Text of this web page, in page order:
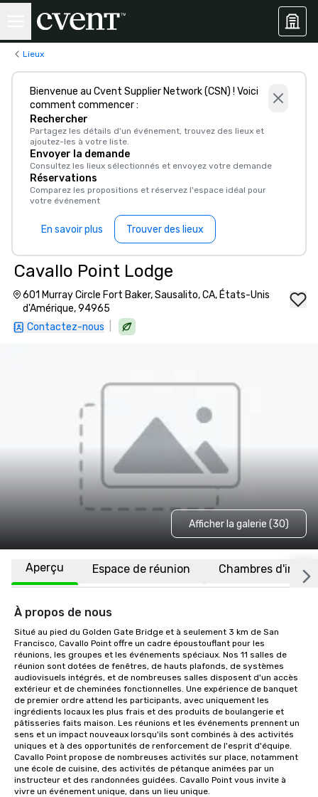
Lieux
Bienvenue au Cvent Supplier Network (CSN) ! Voici
comment commencer :
Rechercher
Partagez les détails d'un événement, trouvez des lieux et
ajoutez-les à votre liste.
Envoyer la demande
Consultez les lieux sélectionnés et envoyez votre demande
Réservations
Comparez les propositions et réservez l'espace idéal pour
votre événement
En savoir plus Trouver des lieux
Cavallo Point Lodge
601 Murray Circle Fort Baker, Sausalito, CA, États-Unis
d'Amérique, 94965
Contactez-nous
Afficher la galerie (30)
Aperçu Espace de réunion Chambres
À propos de nous
Situé au pied du Golden Gate Bridge et à seulement 3 km de San
Francisco, Cavallo Point offre un cadre époustouflant pour les
réunions, les groupes et les événements spéciaux. Nos 11 salles de
réunion sont dotées de fenêtres, de hauts plafonds, de systèmes
audiovisuels intégrés, et de nombreuses salles disposent d'un accès
extérieur et de cheminées fonctionnelles. Une expérience de banquet
de premier ordre attend les participants, avec uniquement les
ingrédients locaux les plus frais et des produits de boulangerie et
pâtisseries faits maison. Les réunions et les événements prennent un
sens et un impact nouveaux lorsqu'ils sont combinés à des activités
uniques et à des opportunités de renforcement de l'esprit d'équipe.
Cavallo Point propose de nombreuses activités sur place, notamment
une école de cuisine, des activités de pétanque animées par un
instructeur et des randonnées guidées. Cavallo Point vous invite à
vivre un événement unique, dans un lieu unique.